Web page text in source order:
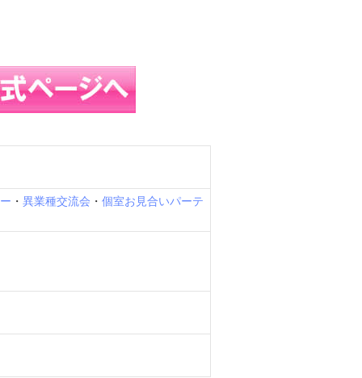
・ 異業種交流会 ・ 個室お見合いパーテ